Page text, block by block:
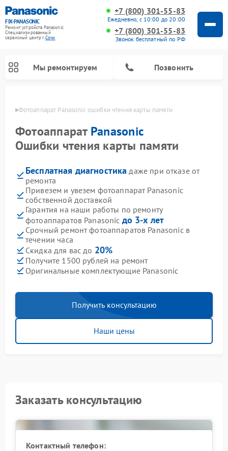
FIX-PANASONIC
Ремонт устройств Panasonic
Специализированный
cервисный центр г.Сочи
+7 (800) 301-55-83
Ежедневно, с 10:00 до 20:00
+7 (800) 301-55-83
Звонок бесплатный по РФ
Мы ремонтируем Позвонить
Фотоаппарат Panasonic ошибки чтения карты памяти
Фотоаппарат Panasonic
Ошибки чтения карты памяти
Бесплатная диагностика даже при отказе от
ремонта
Привезем и увезем фотоаппарат Panasonic
собственной доставкой
Гарантия на наши работы по ремонту
фотоаппаратов Panasonic до 3-х лет
Срочный ремонт фотоаппаратов Panasonic в
течении часа
Скидка для вас до 20%
Получите 1500 рублей на ремонт
Оригинальные комплектующие Panasonic
Получить консультацию
Наши цены
Заказать консультацию
Контактный телефон: